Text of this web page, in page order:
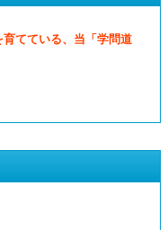
てている、当「学問道